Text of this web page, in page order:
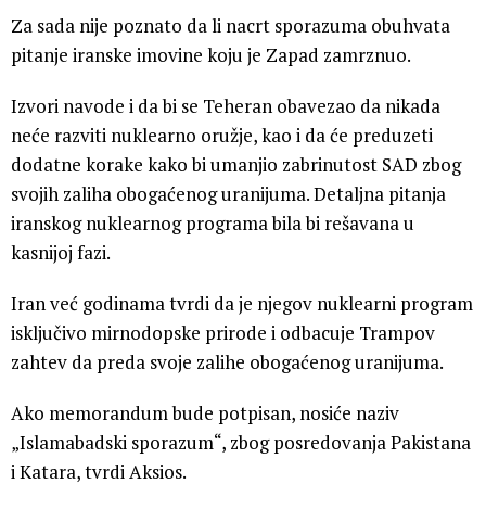
Za sada nije poznato da li nacrt sporazuma obuhvata
pitanje iranske imovine koju je Zapad zamrznuo.
Izvori navode i da bi se Teheran obavezao da nikada
neće razviti nuklearno oružje, kao i da će preduzeti
dodatne korake kako bi umanjio zabrinutost SAD zbog
svojih zaliha obogaćenog uranijuma. Detaljna pitanja
iranskog nuklearnog programa bila bi rešavana u
kasnijoj fazi.
Iran već godinama tvrdi da je njegov nuklearni program
isključivo mirnodopske prirode i odbacuje Trampov
zahtev da preda svoje zalihe obogaćenog uranijuma.
Ako memorandum bude potpisan, nosiće naziv
„Islamabadski sporazum“, zbog posredovanja Pakistana
i Katara, tvrdi Aksios.